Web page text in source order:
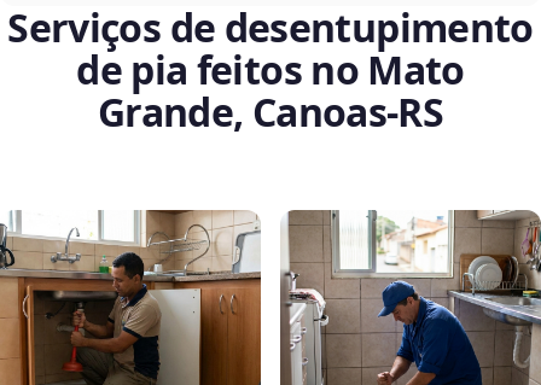
Serviços de desentupimento
de pia feitos no Mato
Grande, Canoas‑RS